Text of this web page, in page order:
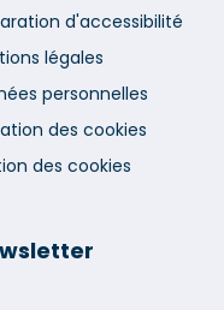
d'accessibilité
légales
personnelles
des cookies
des cookies